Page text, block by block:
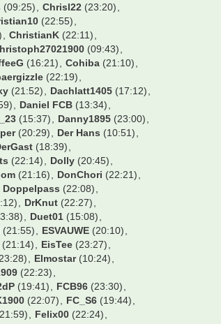
19Sakul96(23:06)
ALX(11:56)
Aldikolonne(23:42)
(19:36) Andi5421
(18:01) AndyKrB(19:24)
Ardi09(19:52) Aschi
(18:16)
Balakov(18:37)
(22:59) Bastemi
(23:13)
(15:15)
(18:40)
(13:49) Bilbo(22:18)
Bolzplatz(21:13)
(09:02) Bouba2006(14:58)
(23:41)
(23:37) CWausM(14:50)
CharlieKelly
(09:25) Chrisl22(23:20)
(22:55)
ChristianK(22:11)